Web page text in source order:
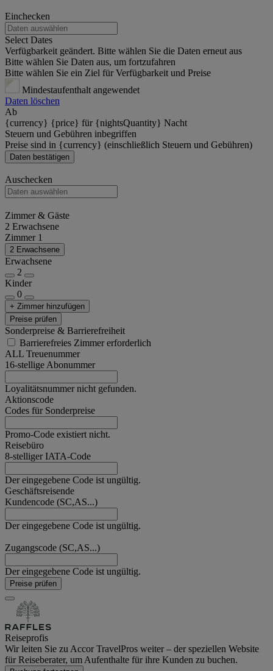
Einchecken
Select Dates
Verfügbarkeit geändert. Bitte wählen Sie die Daten erneut aus
Bitte wählen Sie Daten aus, um fortzufahren
Bitte wählen Sie ein Ziel für Verfügbarkeit und Preise
Mindestaufenthalt angewendet
Daten löschen
Ab
{currency} {price} für {nightsQuantity} Nacht
Steuern und Gebühren inbegriffen
Preise sind in {currency} (einschließlich Steuern und Gebühren)
Daten bestätigen
Auschecken
Zimmer & Gäste
2 Erwachsene
Zimmer 1
2 Erwachsene
Erwachsene
2
Kinder
0
+ Zimmer hinzufügen
Preise prüfen
Sonderpreise & Barrierefreiheit
Barrierefreies Zimmer erforderlich
ALL Treuenummer
16-stellige Abonummer
Loyalitätsnummer nicht gefunden.
Aktionscode
Codes für Sonderpreise
Promo-Code existiert nicht.
Reisebüro
8-stelliger IATA-Code
Der eingegebene Code ist ungültig.
Geschäftsreisende
Kundencode (SC,AS...)
Der eingegebene Code ist ungültig.
Zugangscode (SC,AS...)
Der eingegebene Code ist ungültig.
Preise prüfen
Reiseprofis
Wir leiten Sie zu Accor TravelPros weiter – der speziellen Website
für Reiseberater, um Aufenthalte für ihre Kunden zu buchen.